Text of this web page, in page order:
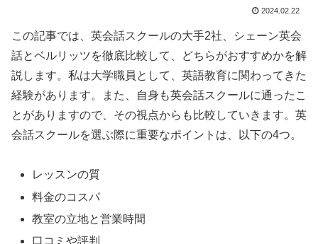
2024.02.22
この記事では、英会話スクールの大手2社、シェーン英会
話とベルリッツを徹底比較して、どちらがおすすめかを解
説します。私は大学職員として、英語教育に関わってきた
経験があります。また、自身も英会話スクールに通ったこ
とがありますので、その視点からも比較していきます。英
会話スクールを選ぶ際に重要なポイントは、以下の4つ。
レッスンの質
料金のコスパ
教室の立地と営業時間
口コミや評判